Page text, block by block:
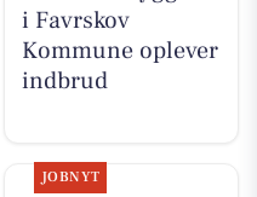
i Favrskov
Kommune oplever
indbrud
JOBNYT